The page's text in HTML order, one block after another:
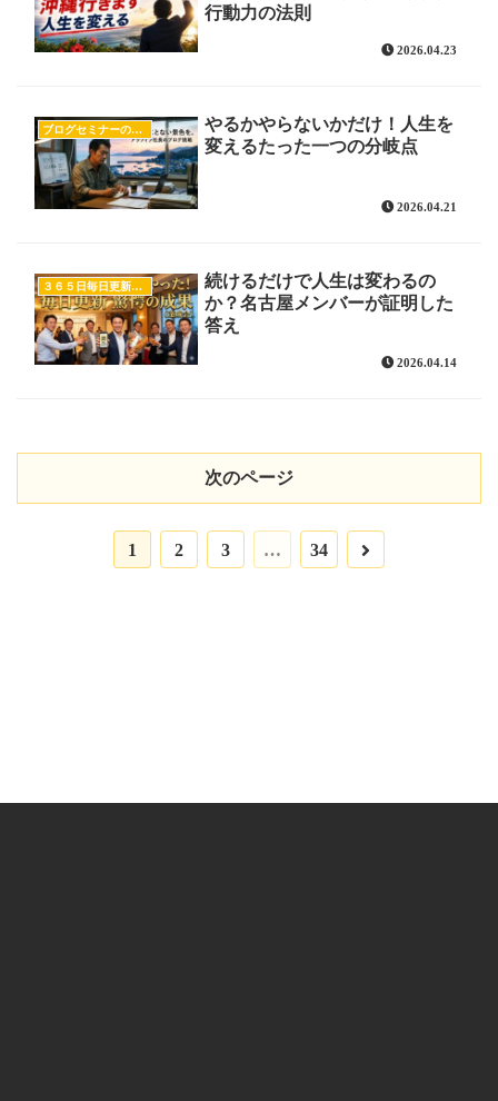
行動力の法則
2026.04.23
ブログセミナーの様子
やるかやらないかだけ！人生を
変えるたった一つの分岐点
2026.04.21
３６５日毎日更新をした人達
続けるだけで人生は変わるの
か？名古屋メンバーが証明した
答え
2026.04.14
次のページ
1 2 3 … 34
次